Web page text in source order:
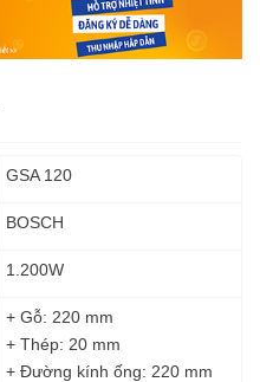
GSA 120
BOSCH
1.200W
+ Gỗ: 220 mm
+ Thép: 20 mm
+ Đường kính ống: 220 mm